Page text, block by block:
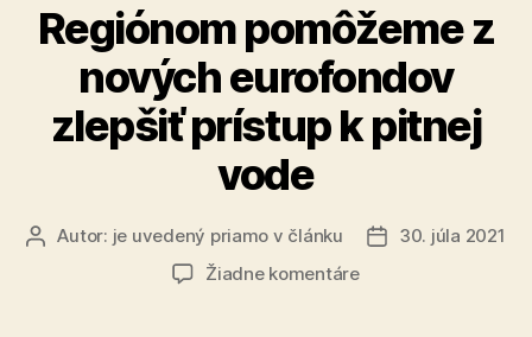
Regiónom pomôžeme z
nových eurofondov
zlepšiť prístup k pitnej
vode
AutorAutor: je uvedený priamo v článku
Dátum30. júla 2021
Žiadne komentárena